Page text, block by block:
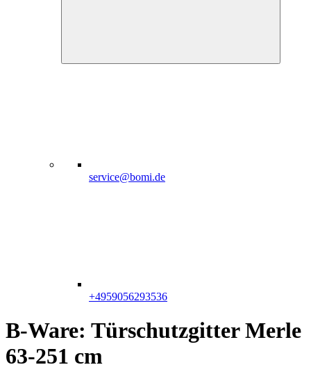
service@bomi.de
+4959056293536
B-Ware: Türschutzgitter Merle
63-251 cm